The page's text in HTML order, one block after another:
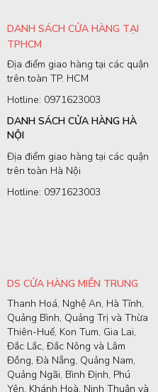
DANH SÁCH CỬA HÀNG TẠI
TPHCM
Địa điểm giao hàng tại các quận
trên toàn TP. HCM
Hotline: 0971623003
DANH SÁCH CỬA HÀNG HÀ
NỘI
Địa điểm giao hàng tại các quận
trên toàn Hà Nội
Hotline: 0971623003
DS CỬA HÀNG MIỀN TRUNG
Thanh Hoá, Nghệ An, Hà Tĩnh,
Quảng Bình, Quảng Trị và Thừa
Thiên-Huế, Kon Tum, Gia Lai,
Đắc Lắc, Đắc Nông và Lâm
Đồng, Đà Nẵng, Quảng Nam,
Quảng Ngãi, Bình Định, Phú
Yên, Khánh Hoà, Ninh Thuận và